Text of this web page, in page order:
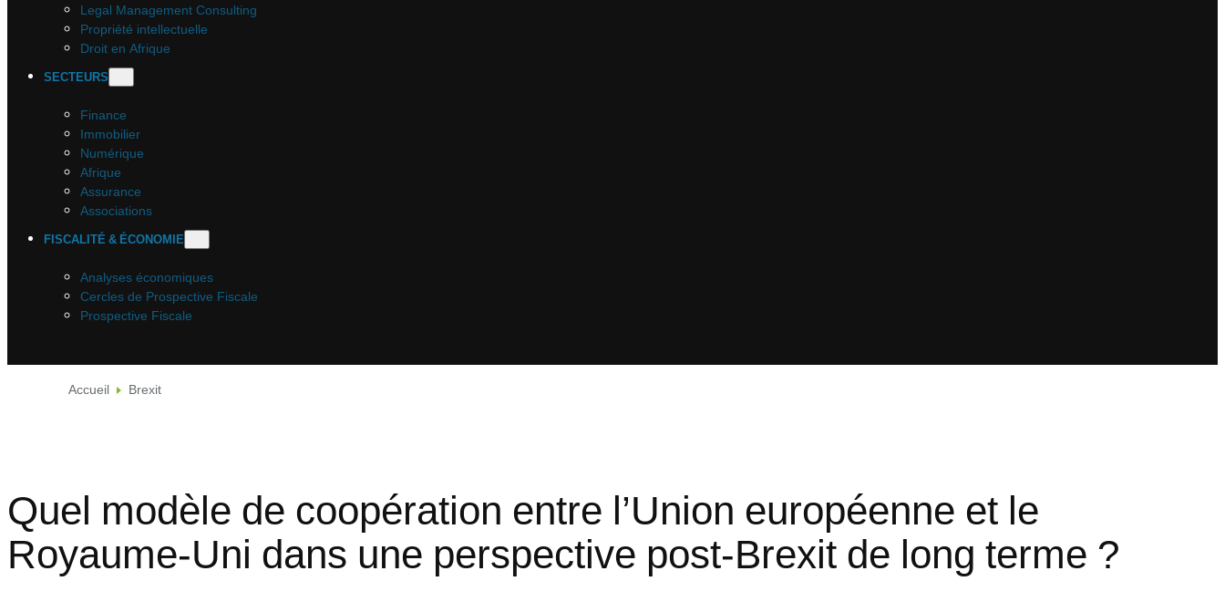
Legal Management Consulting
Propriété intellectuelle
Droit en Afrique
SECTEURS
Finance
Immobilier
Numérique
Afrique
Assurance
Associations
FISCALITÉ & ÉCONOMIE
Analyses économiques
Cercles de Prospective Fiscale
Prospective Fiscale
Accueil Brexit
Quel modèle de coopération entre l’Union européenne et le
Royaume-Uni dans une perspective post-Brexit de long terme ?